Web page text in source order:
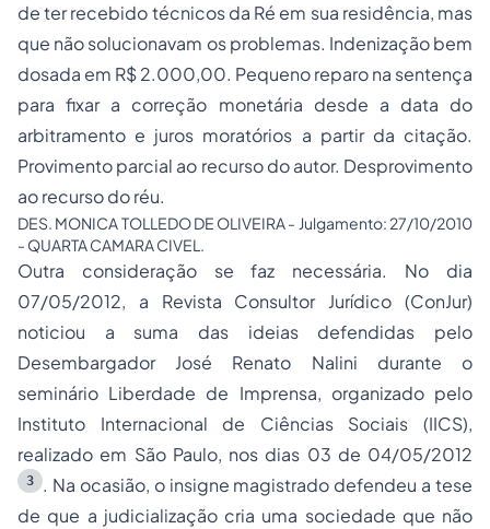
de ter recebido técnicos da Ré em sua residência, mas
que não solucionavam os problemas. Indenização bem
dosada em R$ 2.000,00. Pequeno reparo na sentença
para fixar a correção monetária desde a data do
arbitramento e juros moratórios a partir da citação.
Provimento parcial ao recurso do autor. Desprovimento
ao recurso do réu.
DES. MONICA TOLLEDO DE OLIVEIRA - Julgamento: 27/10/2010
- QUARTA CAMARA CIVEL.
Outra consideração se faz necessária. No dia
07/05/2012, a Revista Consultor Jurídico (ConJur)
noticiou a suma das ideias defendidas pelo
Desembargador José Renato Nalini durante o
seminário Liberdade de Imprensa, organizado pelo
Instituto Internacional de Ciências Sociais (IICS),
realizado em São Paulo, nos dias 03 de 04/05/2012
3
. Na ocasião, o insigne magistrado defendeu a tese
de que a judicialização cria uma sociedade que não